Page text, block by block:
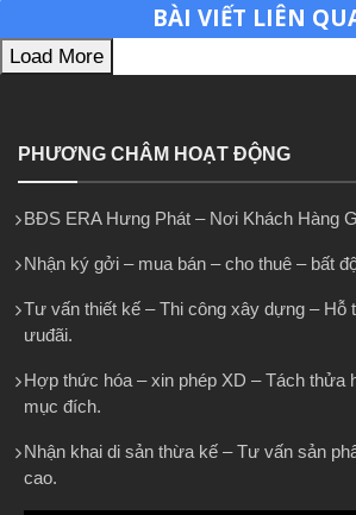
BÀI VIẾT LIÊN
Load More
PHƯƠNG CHÂM HOẠT ĐỘNG
BĐS ERA Hưng Phát – Nơi Khách Hàng
Nhận ký gởi – mua bán – cho thuê – bất
Tư vấn thiết kế – Thi công xây dựng – Hỗ
ưuđãi.
Hợp thức hóa – xin phép XD – Tách thửa
mục đích.
Nhận khai di sản thừa kế – Tư vấn sản
cao.